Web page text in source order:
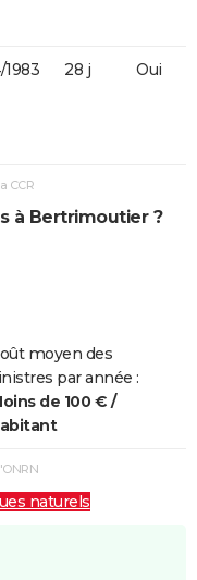
28 j Oui
CCR
à Bertrimoutier ?
moyen des
par année :
de 100 € /
naturels